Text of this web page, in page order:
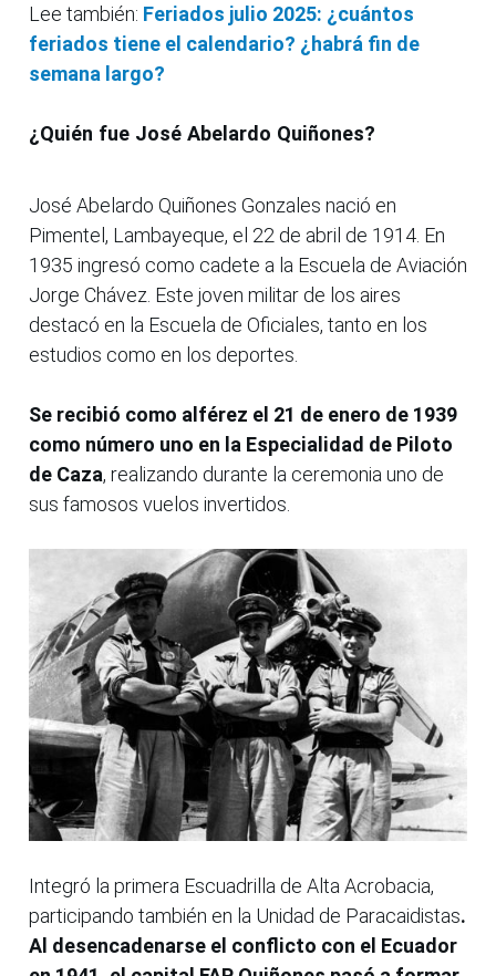
Lee también: Feriados julio 2025: ¿cuántos
feriados tiene el calendario? ¿habrá fin de
semana largo?
¿Quién fue José Abelardo Quiñones?
José Abelardo Quiñones Gonzales nació en
Pimentel, Lambayeque, el 22 de abril de 1914. En
1935 ingresó como cadete a la Escuela de Aviación
Jorge Chávez. Este joven militar de los aires
destacó en la Escuela de Oficiales, tanto en los
estudios como en los deportes.
Se recibió como alférez el 21 de enero de 1939
como número uno en la Especialidad de Piloto
de Caza, realizando durante la ceremonia uno de
sus famosos vuelos invertidos.
Integró la primera Escuadrilla de Alta Acrobacia,
participando también en la Unidad de Paracaidistas.
Al desencadenarse el conflicto con el Ecuador